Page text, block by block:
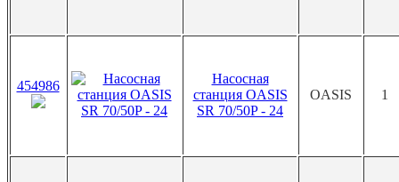
454986
Насосная
станция OASIS
SR 70/50P - 24
OASIS 1